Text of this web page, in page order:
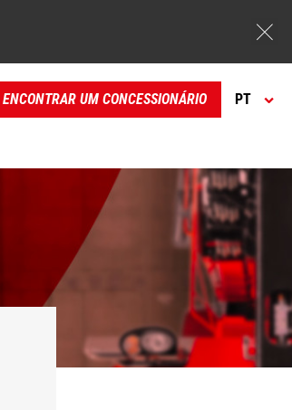
ENCONTRAR UM CONCESSIONÁRIO PT